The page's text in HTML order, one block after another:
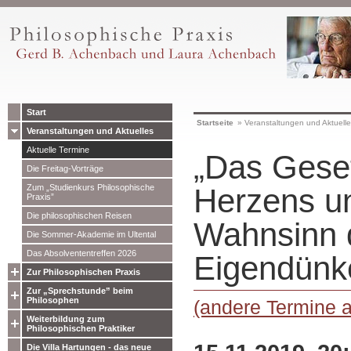
Start
Veranstaltungen und Aktuelles
Aktuelle Termine
Die Freitag-Vorträge
Zum „Studienkurs Philosophische
Praxis”
Die philosophischen Reisen
Die Sommer-Akademie im Ultental
Das Absolvententreffen 2026
Zur Philosophischen Praxis
Zur „Sprechstunde” beim
Philosophen
Weiterbildung zum
Philosophischen Praktiker
Die Villa Hartungen - das neue
Startseite » Veranstaltungen und
„Das
Herzens
Wahnsinn
(andere Termine